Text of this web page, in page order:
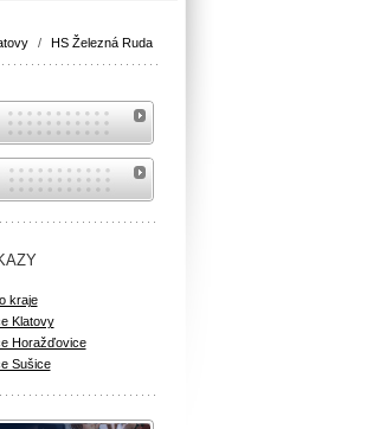
/ HS Železná Ruda
ČR
kraje
Klatovy
Horažďovice
Sušice